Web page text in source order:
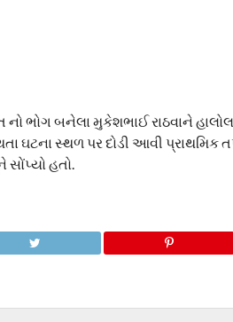
ભોગ બનેલા મુકેશભાઈ રાઠવાને
સ્થળ પર દોડી આવી પ્રાથમિક
સોંપ્યો હતો.